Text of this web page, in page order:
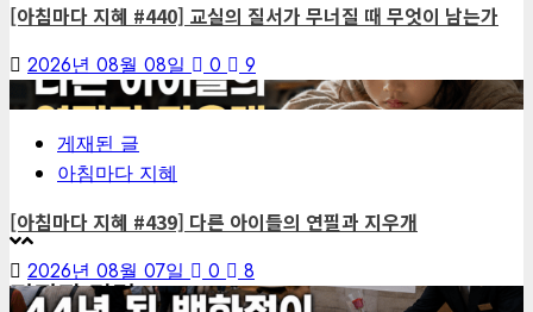
[아침마다 지혜 #440] 교실의 질서가 무너질 때 무엇이 남는가
2026년 08월 08일 0
9
게재된 글
아침마다 지혜
[아침마다 지혜 #439] 다른 아이들의 연필과 지우개
2026년 08월 07일 0
8
4
편집장 칼럼